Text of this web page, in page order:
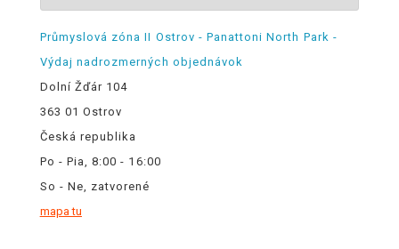
Průmyslová zóna II Ostrov - Panattoni North Park -
Výdaj nadrozmerných objednávok
Dolní Žďár 104
363 01 Ostrov
Česká republika
Po - Pia, 8:00 - 16:00
So - Ne, zatvorené
mapa tu